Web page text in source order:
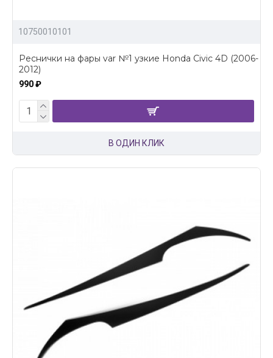
10750010101
Реснички на фары var №1 узкие Honda Civic 4D (2006-
2012)
990 ₽
В ОДИН КЛИК